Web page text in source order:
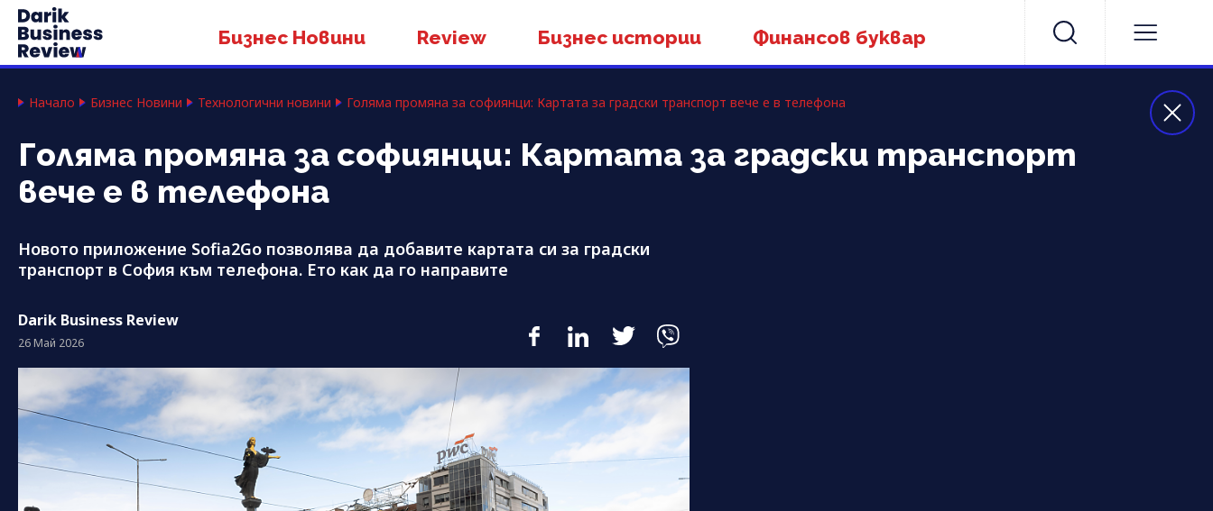
Бизнес Новини Review Бизнес истории Финансов буквар
Начало Бизнес Новини Технологични новини Голяма промяна за софиянци: Картата за градски транспорт вече е в телефона
Голяма промяна за софиянци: Картата за градски транспорт
вече е в телефона
Новото приложение Sofia2Go позволява да добавите картата си за градски
транспорт в София към телефона. Ето как да го направите
Darik Business Review
26 Май 2026